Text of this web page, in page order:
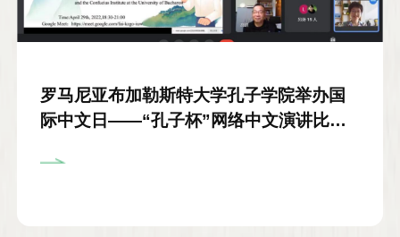
罗马尼亚布加勒斯特大学孔子学院举办国
际中文日——“孔子杯”网络中文演讲比赛